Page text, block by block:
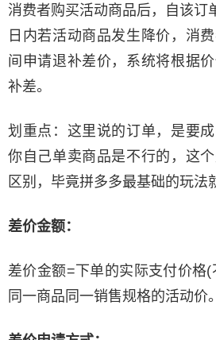
消费者购买活动商品后，自该订
日内若活动商品发生降价，消
间申请退补差价，系统将根据
补差。
划重点：这里说的订单，是要
你自己单卖商品是不行的，这
区别，毕竟拼多多最基础的玩法
差价金额：
差价金额=下单的实际支付价
同一商品同一销售规格的活动价。